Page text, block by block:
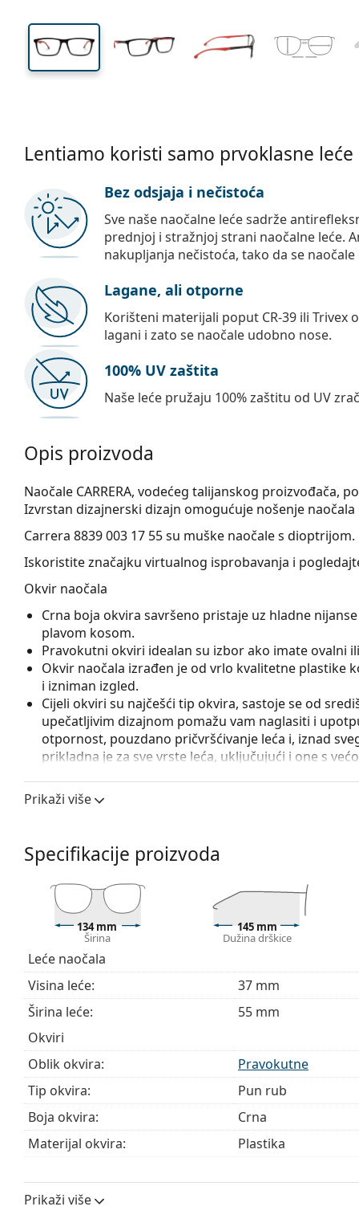
Lentiamo koristi samo prvoklasne leće
Bez odsjaja i nečistoća
Sve naše naočalne leće sadrže
prednjoj i stražnjoj strani naočalne leće.
nakupljanja nečistoća, tako da se naočale
Lagane, ali otporne
Korišteni materijali poput CR-39 ili Trivex
lagani i zato se naočale udobno nose.
100% UV zaštita
Naše leće pružaju 100% zaštitu od UV
Opis proizvoda
Naočale CARRERA, vodećeg talijanskog proizvođača,
Izvrstan dizajnerski dizajn omogućuje nošenje
Carrera 8839 003 17 55su muške naočale s dioptrijom.
Iskoristite značajku virtualnog isprobavanja i
Okvir naočala
Crna boja okvira savršeno pristaje uz hladne
plavom kosom.
Pravokutni okviri idealan su izbor ako imate ovalni
Okvir naočala izrađen je od vrlo kvalitetne plastike
i izniman izgled.
Cijeli okviri su najčešći tip okvira, sastoje se od
upečatljivim dizajnom pomažu vam naglasiti i
otpornost, pouzdano pričvršćivanje leća i, iznad
prikladna je za sve vrste leća, uključujući i one s
Pribor
Naočale isporučujemo s originalnom futrolom. Boja
sadržavati tekstilnu vrećicu.
Istražite cijelu ponudu
kupnju naočalaako trebate pomoć pri odabiru.
Ovo je medicinski proizvod. Prije uporabe pročitajte
Prikaži više
Specifikacije proizvoda
134 mm
Širina
145 mm
Dužina drškice
Leće naočala
Visina leće:
37 mm
Širina leće:
55 mm
Okviri
Oblik okvira:
Pravokutne
Tip okvira:
Pun rub
Boja okvira:
Crna
Materijal okvira:
Plastika
Širina:
Prikaži više